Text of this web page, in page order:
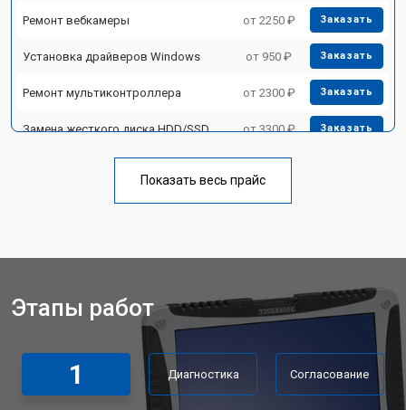
Ремонт вебкамеры от 2250 ₽ Заказать
Установка драйверов Windows от 950 ₽ Заказать
Ремонт мультиконтроллера от 2300 ₽ Заказать
Замена жесткого диска HDD/SSD от 3300 ₽ Заказать
Замена тачпада ноутбука Panasonic от 1500 ₽
Замена материнской платы от 2300 ₽ Заказать
Замена матрицы ноутбука Panasonic
Замена Wi-Fi ноутбука Panasonic от 2200 ₽ Заказать
Показать весь прайс
Этапы работ
1 Диагностика Согласование